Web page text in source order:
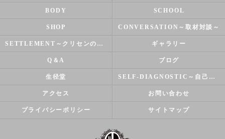
BODY SCHOOL
SHOP CONVERSATION～取材対談～
SETTLEMENT～クリセンのズバリ解決シリーズ～ ギャラリー
Q＆A ブログ
生径堂 SELF-DIAGNOSTIC～自己診断～
アクセス お問い合わせ
プライバシーポリシー サイトマップ